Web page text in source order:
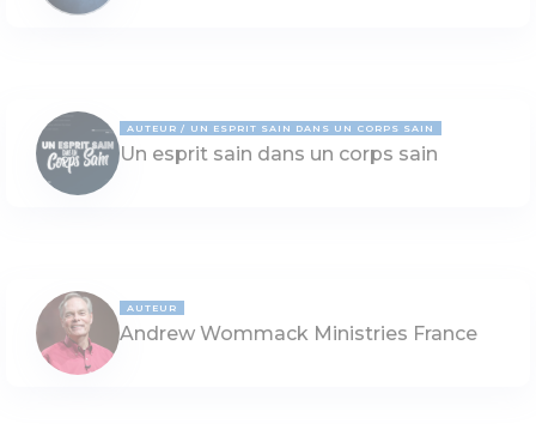
AUTEUR UN ESPRIT SAIN DANS UN CORPS SAIN
Un esprit sain dans un corps sain
AUTEUR
Andrew Wommack Ministries France